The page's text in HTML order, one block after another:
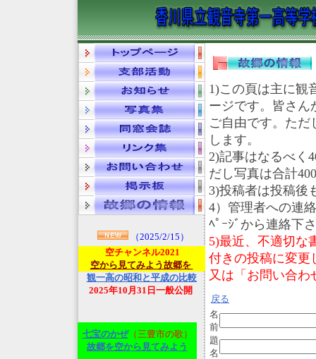
（2025/2/15）
空チャンネル2021
空から見てみよう故郷を
観一高の昭和と平成の比較
2025年10月31日一般公開
七宝のかぜ（三豊市の歌）
故郷を空から見てみよ う
1)この頁は主に観
ージです。皆さん
ご自由です。た
します。
2)記事はなるべく
だし写真は合計
3)投稿者は投稿後
4）管理者への連
ﾍﾟｰｼﾞから連絡下
5)最近、不適切な
付きの投稿に変更
又は「お問い合わ
戻る
名
前
題
名